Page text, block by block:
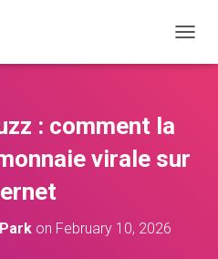
O
A
: comment la
virale sur
on February 10, 2026